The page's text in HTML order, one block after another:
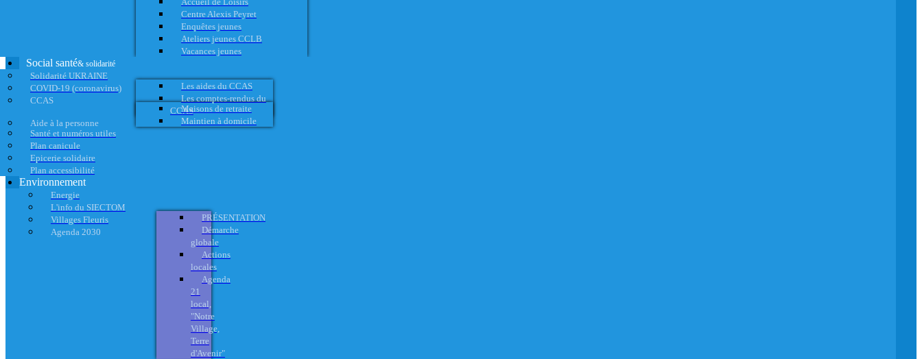
Centre Alexis Peyret
Enquêtes jeunes
Ateliers jeunes CCLB
Vacances jeunes
Social santé& solidarité
Solidarité UKRAINE
COVID-19 (coronavirus)
CCAS
Les aides du CCAS
Les comptes-rendus du
CCAS
Aide à la personne
Maisons de retraite
Maintien à domicile
Santé et numéros utiles
Plan canicule
Epicerie solidaire
Plan accessibilité
Environnement
Energie
L'info du SIECTOM
Villages Fleuris
Agenda 2030
PRÉSENTATION
Démarche
globale
Actions
locales
Agenda
21
local,
"Notre
Village,
Terre
d'Avenir"